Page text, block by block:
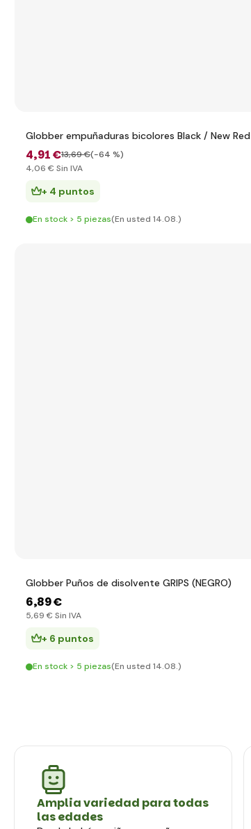
Globber empuñaduras bicolores Black / New Red
4,91 €13,69 €(-64 %)
4,06 € Sin IVA
+ 4 puntos
En stock > 5 piezas(En usted 14.08.)
Globber Puños de disolvente GRIPS (NEGRO)
6,89 €
5,69 € Sin IVA
+ 6 puntos
En stock > 5 piezas(En usted 14.08.)
Amplia variedad para todas
las edades